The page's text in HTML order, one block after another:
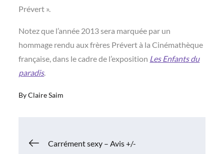
Prévert ».
Notez que l’année 2013 sera marquée par un
hommage rendu aux frères Prévert à la Cinémathèque
française, dans le cadre de l’exposition Les Enfants du
paradis.
ByClaire Saim
Navigation
Carrément sexy – Avis +/-